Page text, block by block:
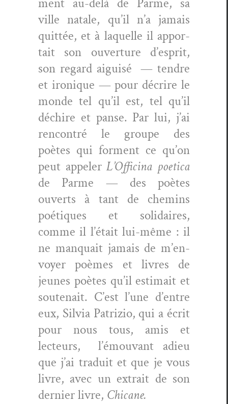
ville natale, qu’il n’a jamais
quit­tée, et à laque­lle il appor­
tait son ouver­ture d’e­sprit,
son regard aigu­isé — ten­dre
et ironique — pour décrire le
monde tel qu’il est, tel qu’il
déchire et panse. Par lui, j’ai
ren­con­tré le groupe des
poètes qui for­ment ce qu’on
peut appel­erL’Of­fic­i­na poet­i­ca
de Parme — des poètes
ouverts à tant de chemins
poé­tiques et sol­idaires,
comme il l’é­tait lui-même : il
ne man­quait jamais de m’en­
voy­er poèmes et livres de
jeunes poètes qu’il esti­mait et
soute­nait. C’est l’une d’en­tre
eux, Sil­via Patrizio, qui a écrit
pour nous tous, amis et
lecteurs, l’é­mou­vant adieu
que j’ai traduit et que je vous
livre, avec un extrait de son
dernier livre, Chicane.